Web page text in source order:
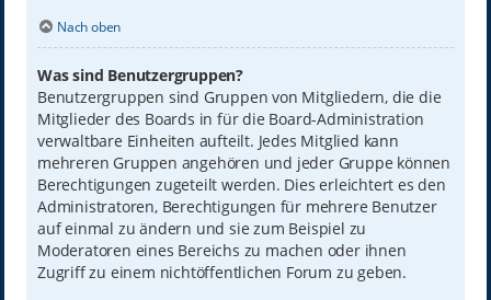
Nach oben
Was sind Benutzergruppen?
Benutzergruppen sind Gruppen von Mitgliedern, die die
Mitglieder des Boards in für die Board-Administration
verwaltbare Einheiten aufteilt. Jedes Mitglied kann
mehreren Gruppen angehören und jeder Gruppe können
Berechtigungen zugeteilt werden. Dies erleichtert es den
Administratoren, Berechtigungen für mehrere Benutzer
auf einmal zu ändern und sie zum Beispiel zu
Moderatoren eines Bereichs zu machen oder ihnen
Zugriff zu einem nichtöffentlichen Forum zu geben.